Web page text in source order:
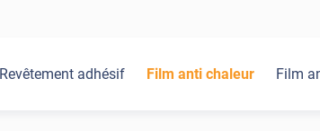
Revêtement adhésif Film anti chaleur Film